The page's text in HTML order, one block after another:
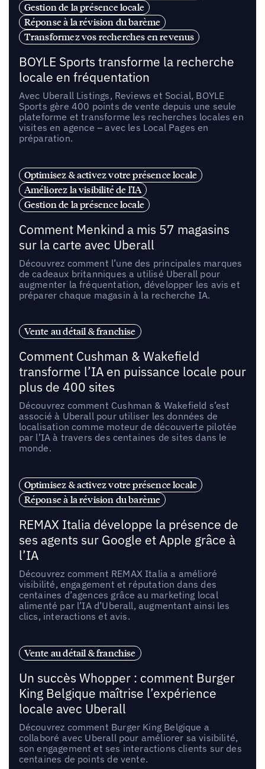
Gestion de la présence locale
Réponse à la révision du barème
Transformez vos recherches en revenus
BOYLE Sports transforme la recherche
locale en fréquentation
Avec Uberall Listings, Reviews et Social, BOYLE
Sports gère 400 points de vente depuis une seule
plateforme et transforme les recherches locales en
visites en agence – avec les Local Pages en
préparation.
Optimisez & activez votre présence locale
Améliorez la visibilité de l'IA
Gestion de la présence locale
Comment Menkind a mis 57 magasins
sur la carte avec Uberall
Découvrez comment l’une des principales marques
de cadeaux britanniques a utilisé Uberall pour
augmenter la fréquentation, développer les avis et
préparer chaque magasin à la recherche IA.
Vente au détail & franchise
Comment Cushman & Wakefield
transforme l’IA en puissance locale pour
plus de 400 sites
Découvrez comment Cushman & Wakefield s’est
associé à Uberall pour utiliser les données de
localisation comme moteur de découverte pilotée
par l’IA à travers des centaines de sites dans le
monde.
Optimisez & activez votre présence locale
Réponse à la révision du barème
REMAX Italia développe la présence de
ses agents sur Google et Apple grâce à
l’IA
Découvrez comment REMAX Italia a amélioré
visibilité, engagement et réputation dans des
centaines d’agences grâce au marketing local
alimenté par l’IA d’Uberall, augmentant ainsi les
clics, interactions et avis.
Vente au détail & franchise
Un succès Whopper : comment Burger
King Belgique maîtrise l’expérience
locale avec Uberall
Découvrez comment Burger King Belgique a
collaboré avec Uberall pour améliorer sa visibilité,
son engagement et ses interactions clients sur des
centaines de points de vente.